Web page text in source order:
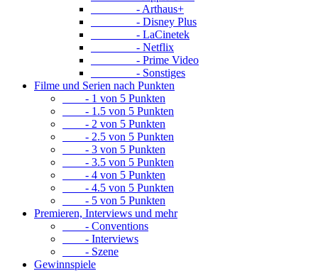
- Arthaus+
- Disney Plus
- LaCinetek
- Netflix
- Prime Video
- Sonstiges
Filme und Serien nach Punkten
- 1 von 5 Punkten
- 1.5 von 5 Punkten
- 2 von 5 Punkten
- 2.5 von 5 Punkten
- 3 von 5 Punkten
- 3.5 von 5 Punkten
- 4 von 5 Punkten
- 4.5 von 5 Punkten
- 5 von 5 Punkten
Premieren, Interviews und mehr
- Conventions
- Interviews
- Szene
Gewinnspiele